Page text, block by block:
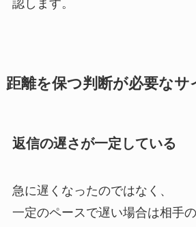
認します。
距離を保つ判断が必要なサ
返信の遅さが一定している
急に遅くなったのではなく、
一定のペースで遅い場合は相手